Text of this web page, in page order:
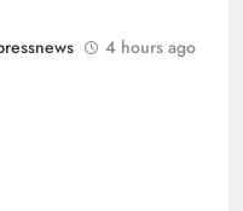
4 hours ago